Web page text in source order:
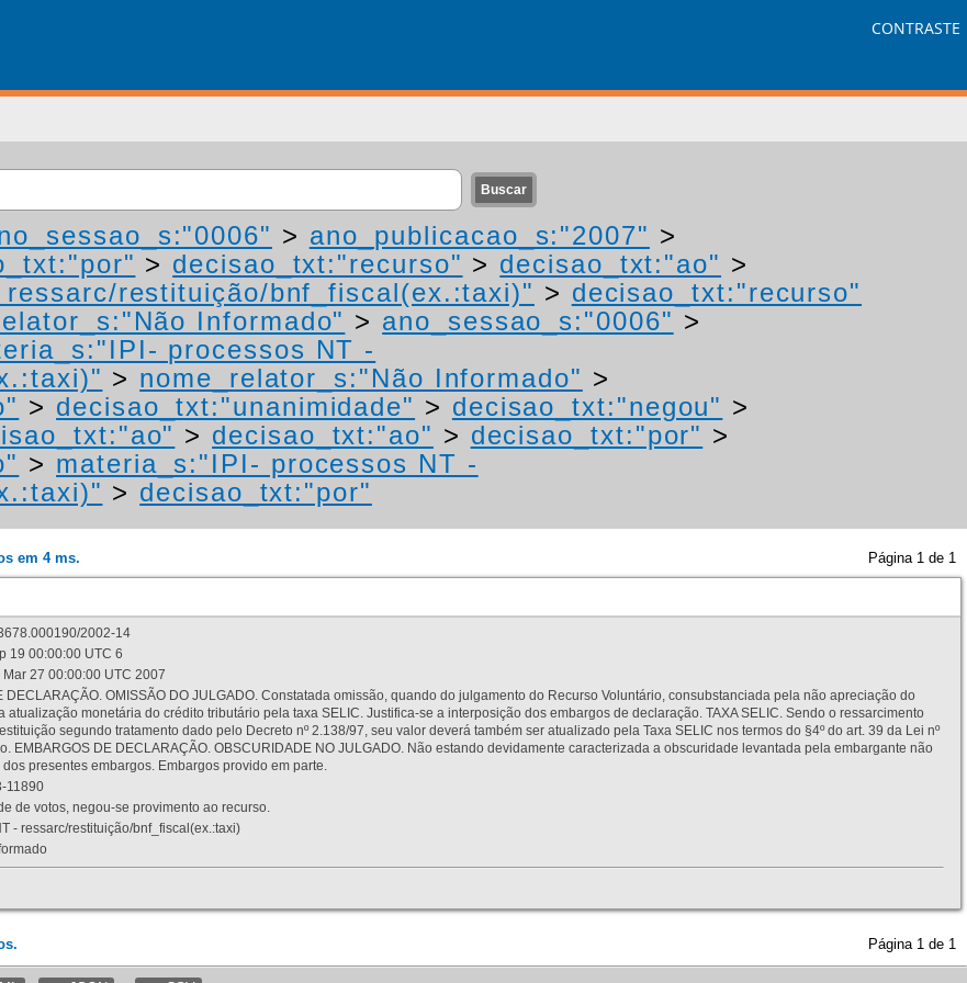
CONTRASTE
> ano_publicacao_s:"2007" >
> decisao_txt:"recurso" > decisao_txt:"ao" >
restituição/bnf_fiscal(ex.:taxi)" > decisao_txt:"recurso"
Informado" > ano_sessao_s:"0006" >
processos NT -
> nome_relator_s:"Não Informado" >
> decisao_txt:"unanimidade" > decisao_txt:"negou" >
> decisao_txt:"ao" > decisao_txt:"por" >
> materia_s:"IPI- processos NT -
> decisao_txt:"por"
em 4 ms. Página 1 de 1
2002-14
19 00:00:00 UTC 6
Mar 27 00:00:00 UTC 2007
DECLARAÇÃO. OMISSÃO DO JULGADO. Constatada omissão, quando do julgamento do Recurso Voluntário, consubstanciada pela não apreciação do
atualização monetária do crédito tributário pela taxa SELIC. Justifica-se a interposição dos embargos de declaração. TAXA SELIC. Sendo o ressarcimento
segundo tratamento dado pelo Decreto nº 2.138/97, seu valor deverá também ser atualizado pela Taxa SELIC nos termos do §4º do art. 39 da Lei nº
EMBARGOS DE DECLARAÇÃO. OBSCURIDADE NO JULGADO. Não estando devidamente caracterizada a obscuridade levantada pela embargante não
presentes embargos. Embargos provido em parte.
11890
de votos, negou-se provimento ao recurso.
- ressarc/restituição/bnf_fiscal(ex.:taxi)
Página 1 de 1